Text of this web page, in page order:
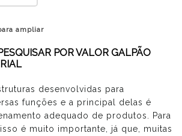
ampliar
POR VALOR GALPÃO
desenvolvidas para
funções e a principal delas é
adequado de produtos. Para
é muito importante, já que, muitas